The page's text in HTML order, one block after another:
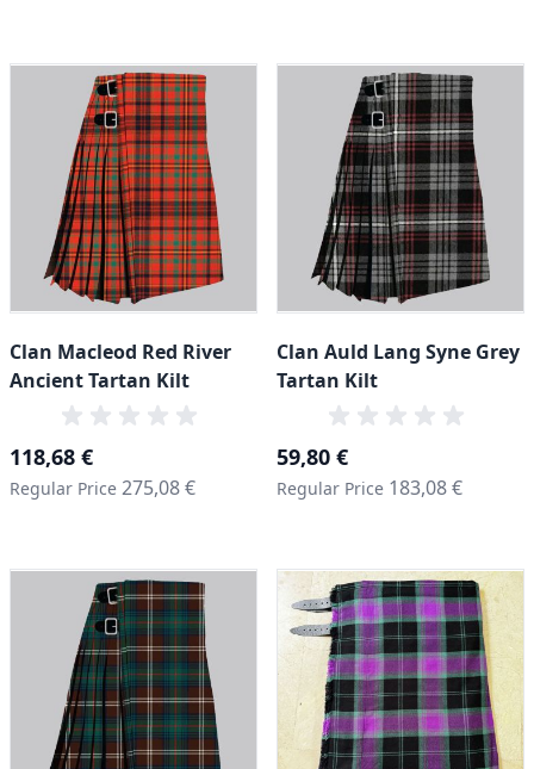
Clan Macleod Red River
Ancient Tartan Kilt
Special Price
118,68 €
Regular Price 275,08 €
Clan Auld Lang Syne Grey
Tartan Kilt
Special Price
59,80 €
Regular Price 183,08 €